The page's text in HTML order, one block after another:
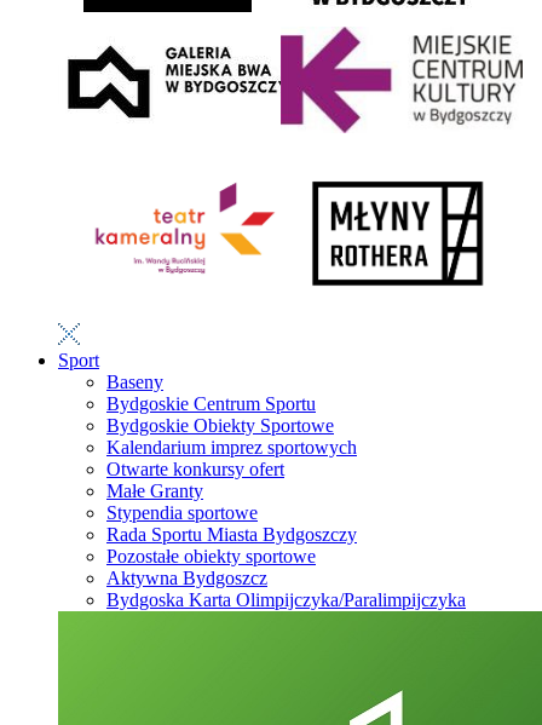
Sport
Baseny
Bydgoskie Centrum Sportu
Bydgoskie Obiekty Sportowe
Kalendarium imprez sportowych
Otwarte konkursy ofert
Małe Granty
Stypendia sportowe
Rada Sportu Miasta Bydgoszczy
Pozostałe obiekty sportowe
Aktywna Bydgoszcz
Bydgoska Karta Olimpijczyka/Paralimpijczyka